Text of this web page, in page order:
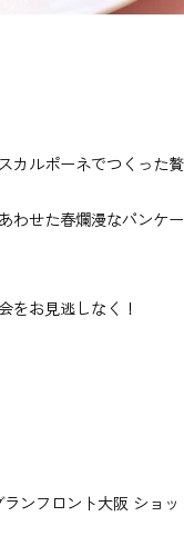
カルポーネでつくった贅
わせた春爛漫なパンケー
をお見逃しなく！
ンフロント大阪 ショッ